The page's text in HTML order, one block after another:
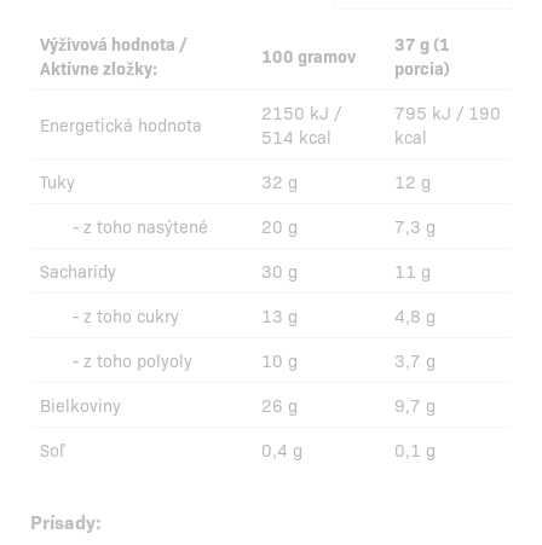
Výživová hodnota /
Aktívne zložky:
100 gramov
37 g (1
porcia)
Energetická hodnota
2150 kJ /
514 kcal
795 kJ / 190
kcal
Tuky
32 g
12 g
- z toho nasýtené
20 g
7,3 g
Sacharidy
30 g
11 g
- z toho cukry
13 g
4,8 g
- z toho polyoly
10 g
3,7 g
Bielkoviny
26 g
9,7 g
Soľ
0,4 g 0,1 g
Prísady: